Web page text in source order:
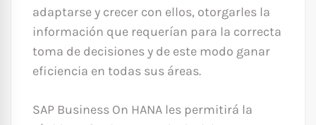
adaptarse y crecer con ellos, otorgarles la
información que requerían para la correcta
toma de decisiones y de este modo ganar
eficiencia en todas sus áreas.
SAP Business On HANA les permitirá la